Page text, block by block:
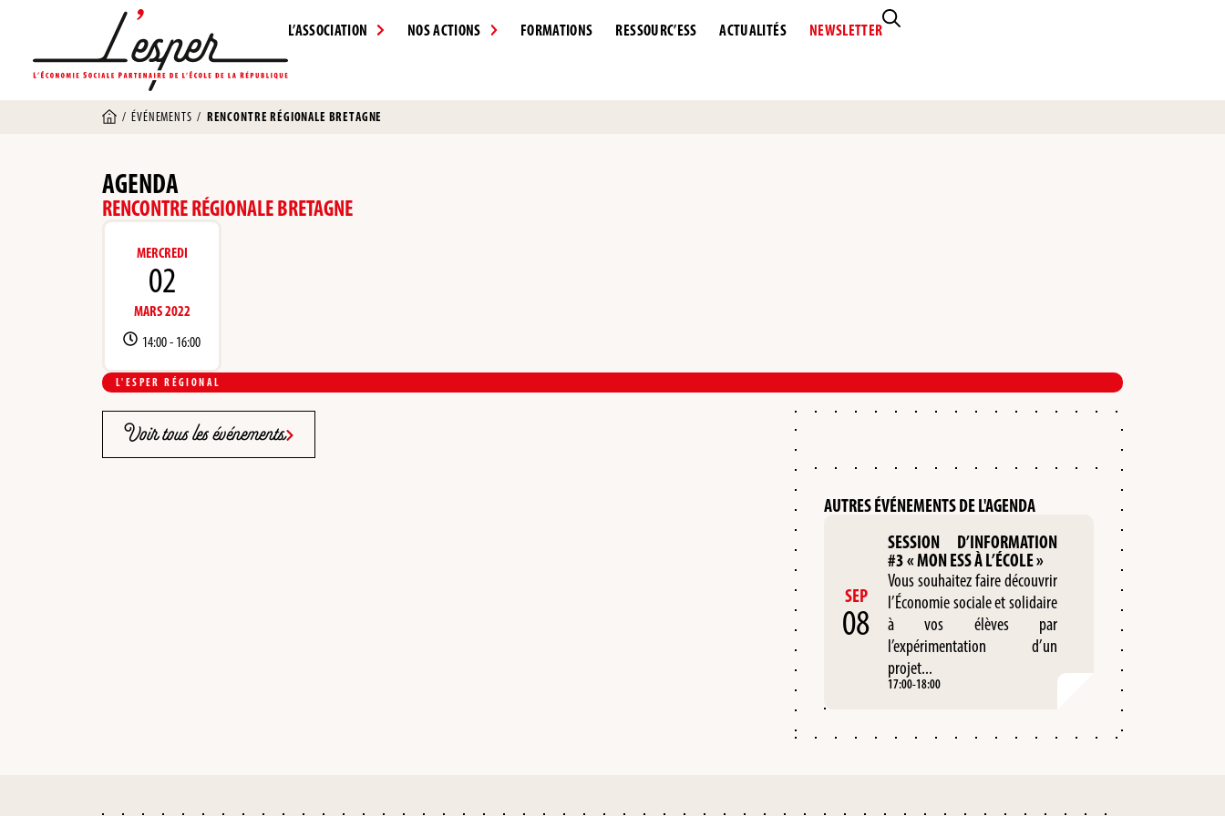
L’ASSOCIATION NOS ACTIONS FORMATIONS RESSOURC’ESS ACTUALITÉS NEWSLETTER
/ÉVÉNEMENTS / RENCONTRE RÉGIONALE BRETAGNE
AGENDA
RENCONTRE RÉGIONALE BRETAGNE
MERCREDI
02
MARS 2022
14:00 - 16:00
L'ESPER RÉGIONAL
Voir tous les événements
AUTRES ÉVÉNEMENTS DE L'AGENDA
SEP
08
SESSION D’INFORMATION
#3 « MON ESS À L’ÉCOLE »
Vous souhaitez faire découvrir
l’Économie sociale et solidaire
à vos élèves par
l’expérimentation d’un
projet...
17:00-18:00